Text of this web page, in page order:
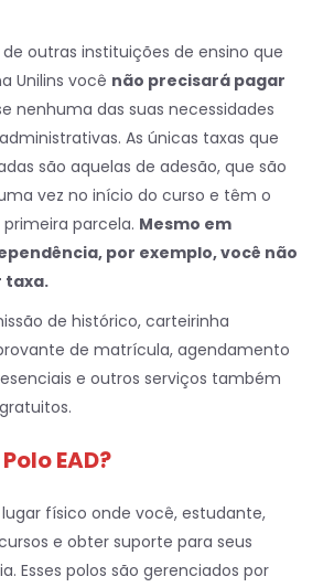
outras instituições de ensino que
Unilins você não precisará pagar
nenhuma das suas necessidades
As únicas taxas que
são aquelas de adesão, que são
vez no início do curso e têm o
parcela. Mesmo em
por exemplo, você não
taxa.
de histórico, carteirinha
de matrícula, agendamento
e outros serviços também
EAD?
lugar físico onde você, estudante,
e obter suporte para seus
Esses polos são gerenciados por